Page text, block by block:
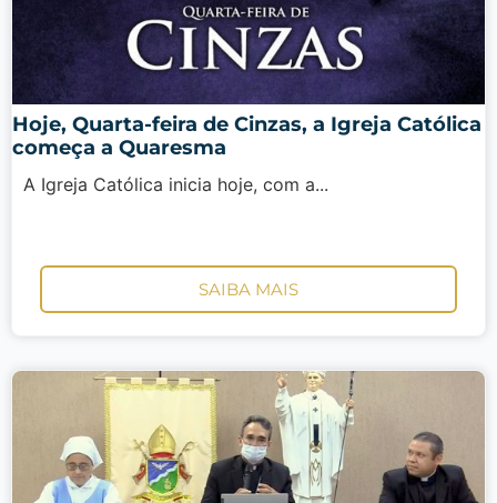
Hoje, Quarta-feira de Cinzas, a Igreja Católica
começa a Quaresma
A Igreja Católica inicia hoje, com a...
SAIBA MAIS